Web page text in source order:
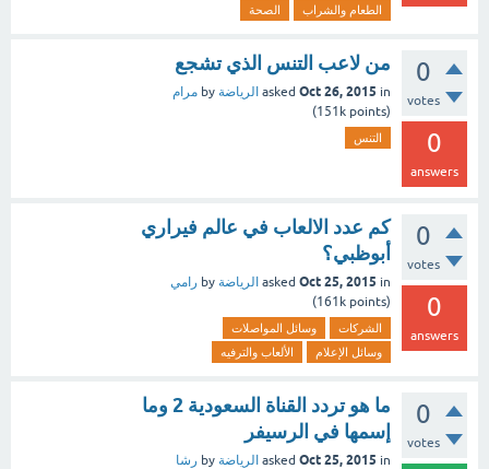
الطعام والشراب الصحة
0
votes
0
answers
من لاعب التنس الذي تشجع
asked Oct 26, 2015 in الرياضة by مرام
(
151k points)
التنس
0
votes
0
answers
كم عدد الالعاب في عالم فيراري
أبوظبي؟
asked Oct 25, 2015 in الرياضة by رامي
(
161k points)
الشركات
وسائل المواصلات
وسائل الإعلام
الألعاب والترفيه
0
votes
ما هو تردد القناة السعودية 2 وما
إسمها في الرسيفر
asked Oct 25, 2015 in الرياضة by رشا